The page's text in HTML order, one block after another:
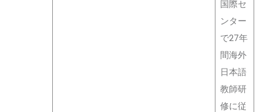
国際セ
ンター
で27年
間海外
日本語
教師研
修に従